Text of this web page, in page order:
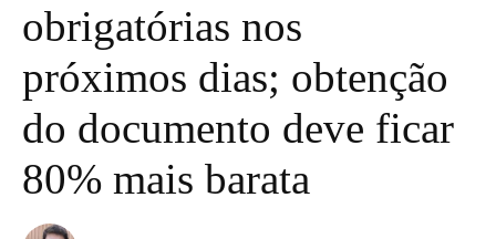
obrigatórias nos
próximos dias; obtenção
do documento deve ficar
80% mais barata